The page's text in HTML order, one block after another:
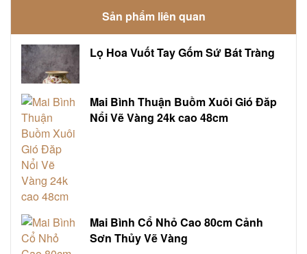
Sản phẩm liên quan
Lọ Hoa Vuốt Tay Gốm Sứ Bát Tràng
Mai Bình Thuận Buồm Xuôi Gió Đăp
Nổi Vẽ Vàng 24k cao 48cm
Mai Bình Cổ Nhỏ Cao 80cm Cảnh
Sơn Thủy Vẽ Vàng